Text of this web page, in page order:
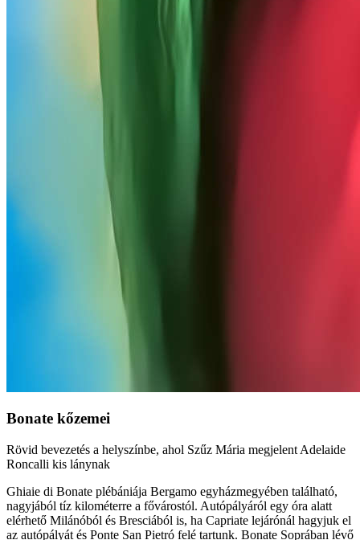
Bonate kőzemei
Rövid bevezetés a helyszínbe, ahol Szűz Mária megjelent Adelaide
Roncalli kis lánynak
Ghiaie di Bonate plébániája Bergamo egyházmegyében található,
nagyjából tíz kilométerre a fővárostól. Autópályáról egy óra alatt
elérhető Milánóból és Bresciából is, ha Capriate lejárónál hagyjuk el
az autópályát és Ponte San Pietró felé tartunk. Bonate Soprában lévő